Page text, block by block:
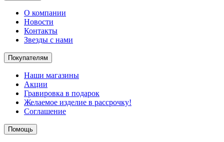
О компании
Новости
Контакты
Звезды с нами
Покупателям
Наши магазины
Акции
Гравировка в подарок
Желаемое изделие в рассрочку!
Соглашение
Помощь